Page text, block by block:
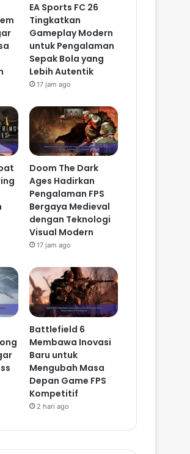
EA Sports FC 26
Tingkatkan
Gameplay Modern
untuk Pengalaman
Sepak Bola yang
Lebih Autentik
17 jam ago
Doom The Dark
Ages Hadirkan
Pengalaman FPS
Bergaya Medieval
dengan Teknologi
Visual Modern
17 jam ago
Battlefield 6
Membawa Inovasi
Baru untuk
Mengubah Masa
Depan Game FPS
Kompetitif
2 hari ago